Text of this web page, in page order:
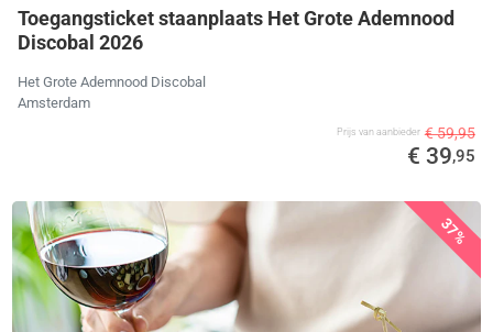
Toegangsticket staanplaats Het Grote Ademnood
Discobal 2026
Het Grote Ademnood Discobal
Amsterdam
Prijs van aanbieder € 59,95
€ 39,95
37%